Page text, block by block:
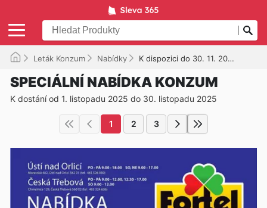
Leták Konzum Nabídky K dispozici do 30. 11. 2025
SPECIÁLNÍ NABÍDKA KONZUM
K dostání od 1. listopadu 2025 do 30. listopadu 2025
1 2 3